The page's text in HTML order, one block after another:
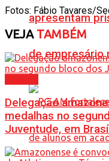
apresentam
de empresário
Fotos: Fábio Tavares/
VEJATAMBÉM
Delegação
medalhas no
Juventude, em